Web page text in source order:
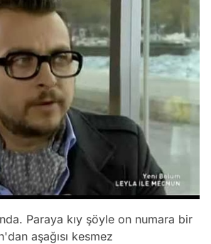
Paraya kıy şöyle on numara bir
aşağısı kesmez